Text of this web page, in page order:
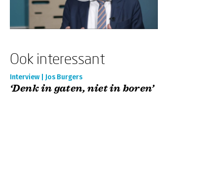
Ook interessant
Interview | Jos Burgers
‘Denk in gaten, niet in boren’